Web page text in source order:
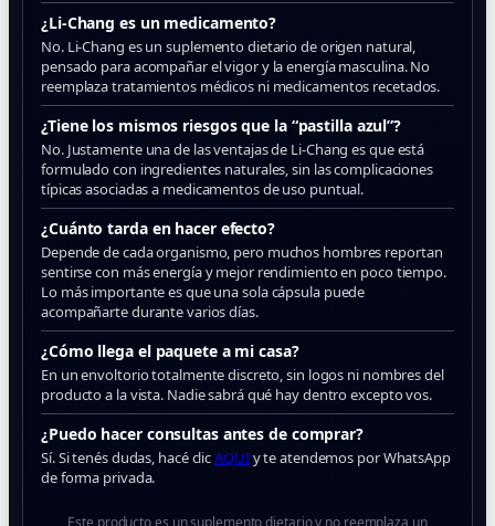
¿Li-Chang es un medicamento?
No. Li-Chang es un suplemento dietario de origen natural,
pensado para acompañar el vigor y la energía masculina. No
reemplaza tratamientos médicos ni medicamentos recetados.
¿Tiene los mismos riesgos que la “pastilla azul”?
No. Justamente una de las ventajas de Li-Chang es que está
formulado con ingredientes naturales, sin las complicaciones
típicas asociadas a medicamentos de uso puntual.
¿Cuánto tarda en hacer efecto?
Depende de cada organismo, pero muchos hombres reportan
sentirse con más energía y mejor rendimiento en poco tiempo.
Lo más importante es que una sola cápsula puede
acompañarte durante varios días.
¿Cómo llega el paquete a mi casa?
En un envoltorio totalmente discreto, sin logos ni nombres del
producto a la vista. Nadie sabrá qué hay dentro excepto vos.
¿Puedo hacer consultas antes de comprar?
Sí. Si tenés dudas, hacé clicAQUIy te atendemos por WhatsApp
de forma privada.
Este producto es un suplemento dietario y no reemplaza un